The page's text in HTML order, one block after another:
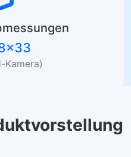
Kamera)